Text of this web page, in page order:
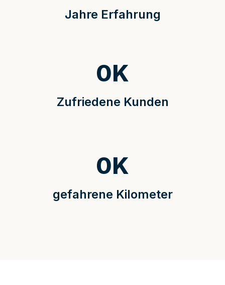
Jahre Erfahrung
Zufriedene Kunden
0K
gefahrene Kilometer
0K